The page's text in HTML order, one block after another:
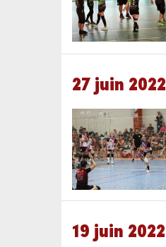
27 juin 2022
19 juin 2022